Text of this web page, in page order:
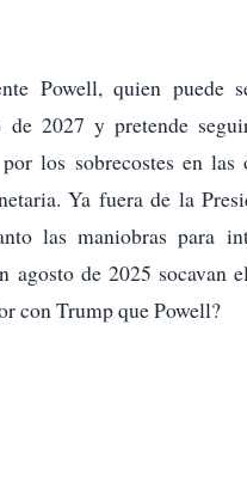
Powell, quien puede
de 2027 y pretende
los sobrecostes en
Ya fuera de la
las maniobras para
agosto de 2025 socavan
con Trump que Powell?